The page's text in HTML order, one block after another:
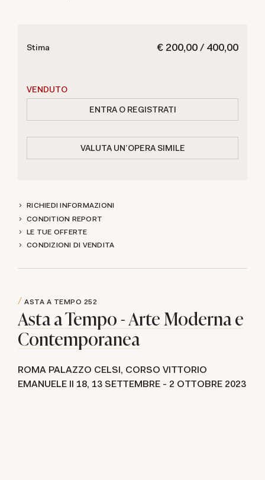
€ 200,00 / 400,00
Stima
VENDUTO
ENTRA O REGISTRATI
VALUTA UN'OPERA SIMILE
RICHIEDI INFORMAZIONI
CONDITION REPORT
LE TUE OFFERTE
CONDIZIONI DI VENDITA
ASTA A TEMPO 252
Asta a Tempo - Arte Moderna e
Contemporanea
ROMA PALAZZO CELSI, CORSO VITTORIO
EMANUELE II 18, 13 SETTEMBRE - 2 OTTOBRE 2023